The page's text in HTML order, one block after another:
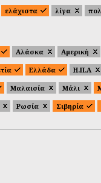
ελάχιστα λίγα
Αλάσκα Αμερική
Ελλάδα Η.Π.Α
Μαλαισία Μάλι
Ρωσία Σιβηρία